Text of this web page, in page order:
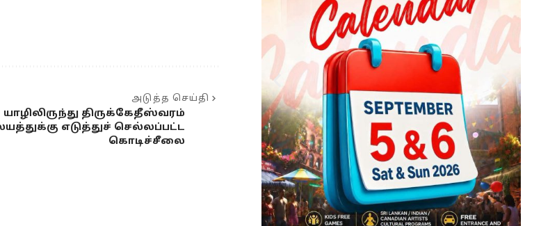
அடுத்த செய்தி
யாழிலிருந்து திருக்கேதீஸ்வரம்
எடுத்துச் செல்லப்பட்ட
கொடிச்சீலை